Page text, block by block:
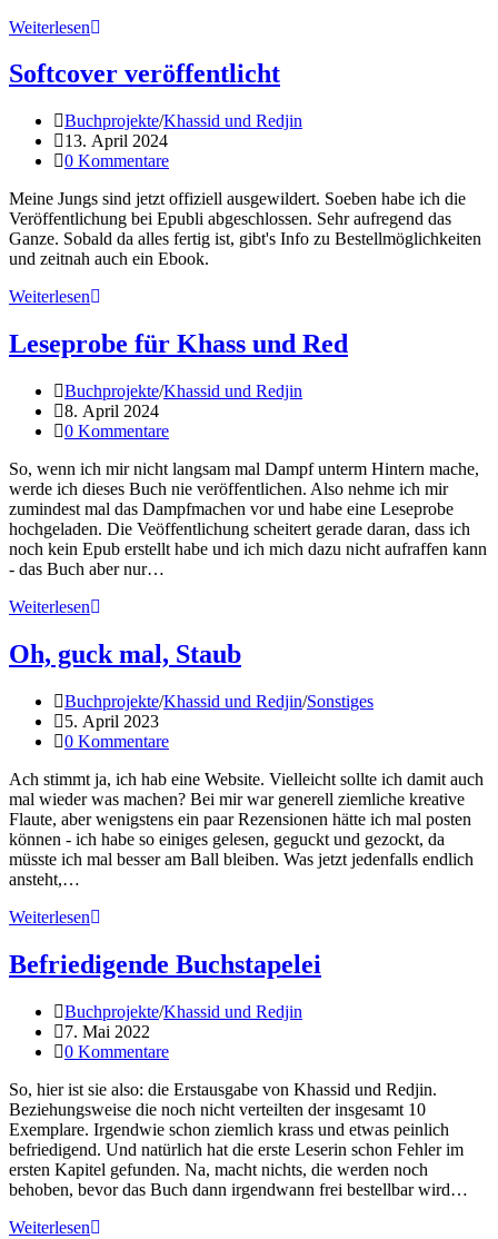
WeiterlesenEbook
Khass
und
Softcover veröffentlicht
Beitrags-
Kategorie:
Buchprojekte/Khassid und Redjin
Beitrag
veröffentlicht:
13. April 2024
Beitrags-
0 Kommentare
Meine Jungs sind jetzt offiziell ausgewildert. Soeben habe ich die
Veröffentlichung bei Epubli abgeschlossen. Sehr aufregend das
Ganze. Sobald da alles fertig ist, gibt's Info zu Bestellmöglichkeiten
und zeitnah auch ein Ebook.
WeiterlesenSoftcover
Leseprobe für Khass und Red
Beitrags-
Kategorie:
Buchprojekte/Khassid und Redjin
Beitrag
veröffentlicht:
8. April 2024
Beitrags-
0 Kommentare
So, wenn ich mir nicht langsam mal Dampf unterm Hintern mache,
werde ich dieses Buch nie veröffentlichen. Also nehme ich mir
zumindest mal das Dampfmachen vor und habe eine Leseprobe
hochgeladen. Die Veöffentlichung scheitert gerade daran, dass ich
noch kein Epub erstellt habe und ich mich dazu nicht aufraffen kann
- das Buch aber nur…
WeiterlesenLeseprobe
Khass
und
Oh, guck mal, Staub
Beitrags-
Kategorie:
Buchprojekte/Khassid und Redjin/Sonstiges
Beitrag
veröffentlicht:
5. April 2023
Beitrags-
0 Kommentare
Ach stimmt ja, ich hab eine Website. Vielleicht sollte ich damit auch
mal wieder was machen? Bei mir war generell ziemliche kreative
Flaute, aber wenigstens ein paar Rezensionen hätte ich mal posten
können - ich habe so einiges gelesen, geguckt und gezockt, da
müsste ich mal besser am Ball bleiben. Was jetzt jedenfalls endlich
ansteht,…
WeiterlesenOh,
mal,
Staub
Befriedigende Buchstapelei
Beitrags-
Kategorie:
Buchprojekte/Khassid und Redjin
Beitrag
veröffentlicht:
7. Mai 2022
Beitrags-
0 Kommentare
So, hier ist sie also: die Erstausgabe von Khassid und Redjin.
Beziehungsweise die noch nicht verteilten der insgesamt 10
Exemplare. Irgendwie schon ziemlich krass und etwas peinlich
befriedigend. Und natürlich hat die erste Leserin schon Fehler im
ersten Kapitel gefunden. Na, macht nichts, die werden noch
behoben, bevor das Buch dann irgendwann frei bestellbar wird…
WeiterlesenBefriedigende